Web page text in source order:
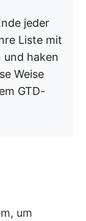
jeder
Liste mit
und haken
Weise
GTD-
um